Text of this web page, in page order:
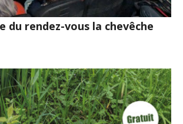
du rendez-vous la chevêche